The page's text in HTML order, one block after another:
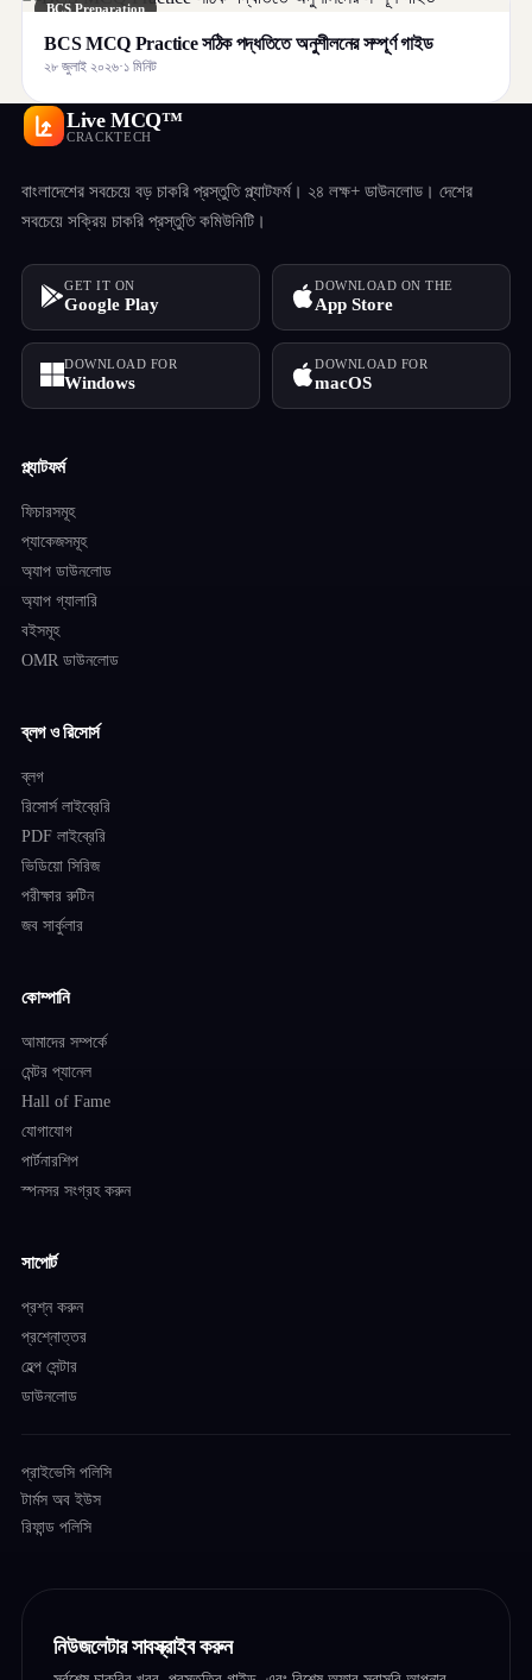
BCS Preparation
BCS MCQ Practice সঠিক পদ্ধতিতে অনুশীলনের সম্পূর্ণ গাইড
২৮ জুলাই ২০২৬·১ মিনিট
Live MCQ™
CRACKTECH
বাংলাদেশের সবচেয়ে বড় চাকরি প্রস্তুতি প্ল্যাটফর্ম। ২৪ লক্ষ+ ডাউনলোড। দেশের
সবচেয়ে সক্রিয় চাকরি প্রস্তুতি কমিউনিটি।
GET IT ON
Google Play
DOWNLOAD ON THE
App Store
DOWNLOAD FOR
Windows
DOWNLOAD FOR
macOS
প্ল্যাটফর্ম
ফিচারসমূহ
প্যাকেজসমূহ
অ্যাপ ডাউনলোড
অ্যাপ গ্যালারি
বইসমূহ
OMR ডাউনলোড
ব্লগ ও রিসোর্স
ব্লগ
রিসোর্স লাইব্রেরি
PDF লাইব্রেরি
ভিডিয়ো সিরিজ
পরীক্ষার রুটিন
জব সার্কুলার
কোম্পানি
আমাদের সম্পর্কে
মেন্টর প্যানেল
Hall of Fame
যোগাযোগ
পার্টনারশিপ
স্পনসর সংগ্রহ করুন
সাপোর্ট
প্রশ্ন করুন
প্রশ্নোত্তর
হেল্প সেন্টার
ডাউনলোড
প্রাইভেসি পলিসি
টার্মস অব ইউস
রিফান্ড পলিসি
নিউজলেটার সাবস্ক্রাইব করুন